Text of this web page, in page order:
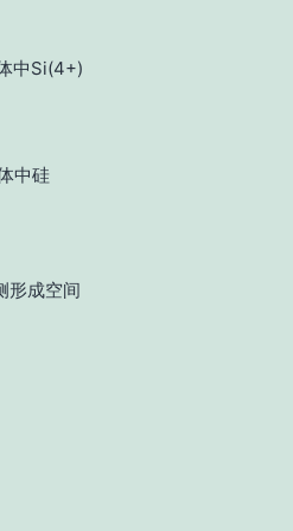
中Si(4+)
中硅
形成空间